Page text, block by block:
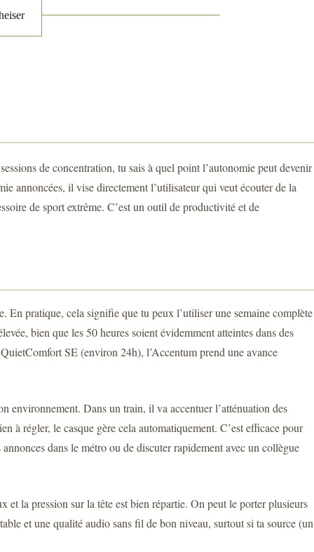
de concentration, tu sais à quel point l’autonomie peut devenir
annoncées, il vise directement l’utilisateur qui veut écouter de la
de sport extrême. C’est un outil de productivité et de
En pratique, cela signifie que tu peux l’utiliser une semaine complète
bien que les 50 heures soient évidemment atteintes dans des
SE (environ 24h), l’Accentum prend une avance
environnement. Dans un train, il va accentuer l’atténuation des
à régler, le casque gère cela automatiquement. C’est efficace pour
dans le métro ou de discuter rapidement avec un collègue
la pression sur la tête est bien répartie. On peut le porter plusieurs
et une qualité audio sans fil de bon niveau, surtout si ta source (un